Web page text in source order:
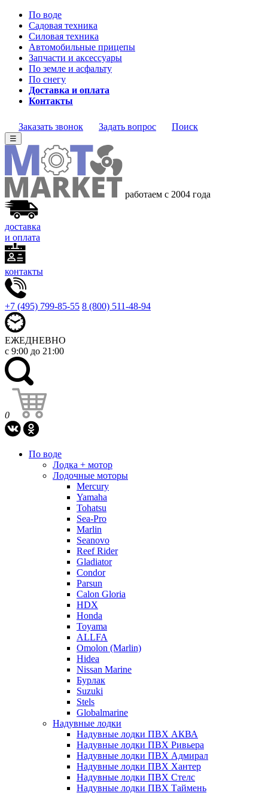
По воде
Садовая техника
Силовая техника
Автомобильные прицепы
Запчасти и аксессуары
По земле и асфальту
По снегу
Доставка и оплата
Контакты
Заказать звонок Задать вопрос Поиск
☰
работаем с 2004 года
доставка
и оплата
контакты
+7 (495) 799-85-55 8 (800) 511-48-94
ЕЖЕДНЕВНО
с 9:00 до 21:00
0
По воде
Лодка + мотор
Лодочные моторы
Mercury
Yamaha
Tohatsu
Sea-Pro
Marlin
Seanovo
Reef Rider
Gladiator
Condor
Parsun
Calon Gloria
HDX
Honda
Toyama
ALLFA
Omolon (Marlin)
Hidea
Nissan Marine
Бурлак
Suzuki
Stels
Globalmarine
Надувные лодки
Надувные лодки ПВХ АКВА
Надувные лодки ПВХ Ривьера
Надувные лодки ПВХ Адмирал
Надувные лодки ПВХ Хантер
Надувные лодки ПВХ Стелс
Надувные лодки ПВХ Таймень